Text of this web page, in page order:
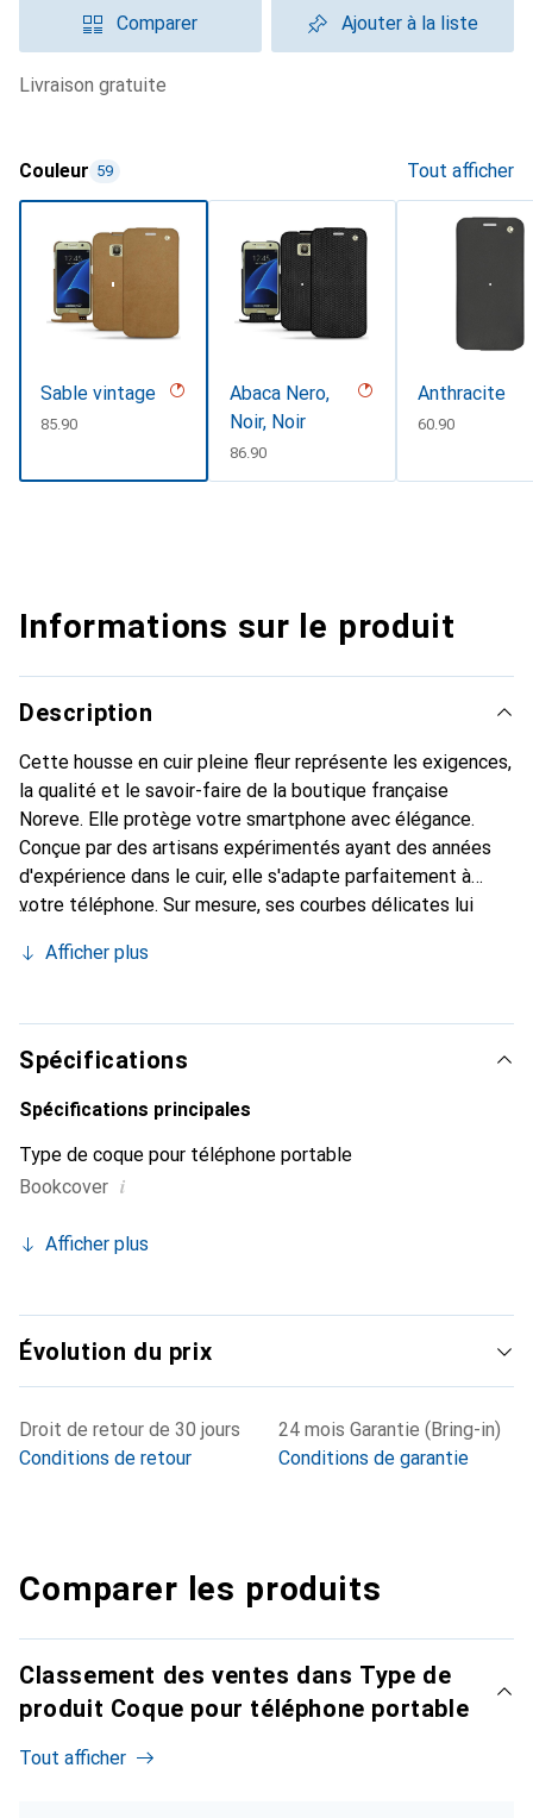
Comparer Ajouter à la liste
livraison gratuite
Couleur 59 Tout afficher
Sable vintage
CHF
85.90
Abaca Nero,
Noir, Noir
CHF
86.90
Anthracite
CHF
60.90
Informations sur le produit
Description
Cette housse en cuir pleine fleur représente les exigences,
la qualité et le savoir-faire de la boutique française
Noreve. Elle protège votre smartphone avec élégance.
Conçue par des artisans expérimentés ayant des années
d'expérience dans le cuir, elle s'adapte parfaitement à
votre téléphone. Sur mesure, ses courbes délicates lui
l'accessoire chic et indispensable pour votre smartphone.
haute qualité, la marque Noreve est un choix fiable pour
une clientèle exigeante.
Afficher plus
Spécifications
Spécifications principales
Type de coque pour téléphone portable
Bookcover i
Afficher plus
Évolution du prix
Droit de retour de 30 jours
Conditions de retour
24 mois Garantie (Bring-in)
Conditions de garantie
Comparer les produits
Classement des ventes dans Type de
produit Coque pour téléphone portable
Tout afficher